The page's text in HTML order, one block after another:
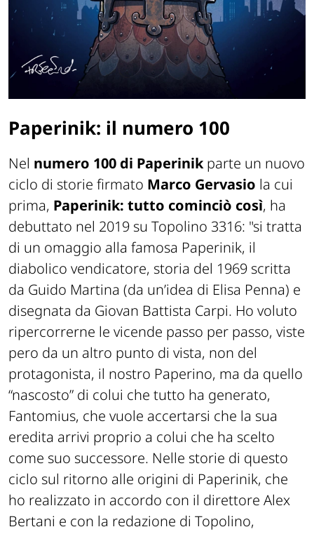
Paperinik: il numero 100
Nel numero 100 di Paperinikparte un nuovo
ciclo di storie firmato Marco Gervasio la cui
prima, Paperinik: tutto cominciò così, ha
debuttato nel 2019 su Topolino 3316: "si tratta
di un omaggio alla famosa Paperinik, il
diabolico vendicatore, storia del 1969 scritta
da Guido Martina (da un’idea di Elisa Penna) e
disegnata da Giovan Battista Carpi. Ho voluto
ripercorrerne le vicende passo per passo, viste
pero da un altro punto di vista, non del
protagonista, il nostro Paperino, ma da quello
“nascosto” di colui che tutto ha generato,
Fantomius, che vuole accertarsi che la sua
eredita arrivi proprio a colui che ha scelto
come suo successore. Nelle storie di questo
ciclo sul ritorno alle origini di Paperinik, che
ho realizzato in accordo con il direttore Alex
Bertani e con la redazione di Topolino,